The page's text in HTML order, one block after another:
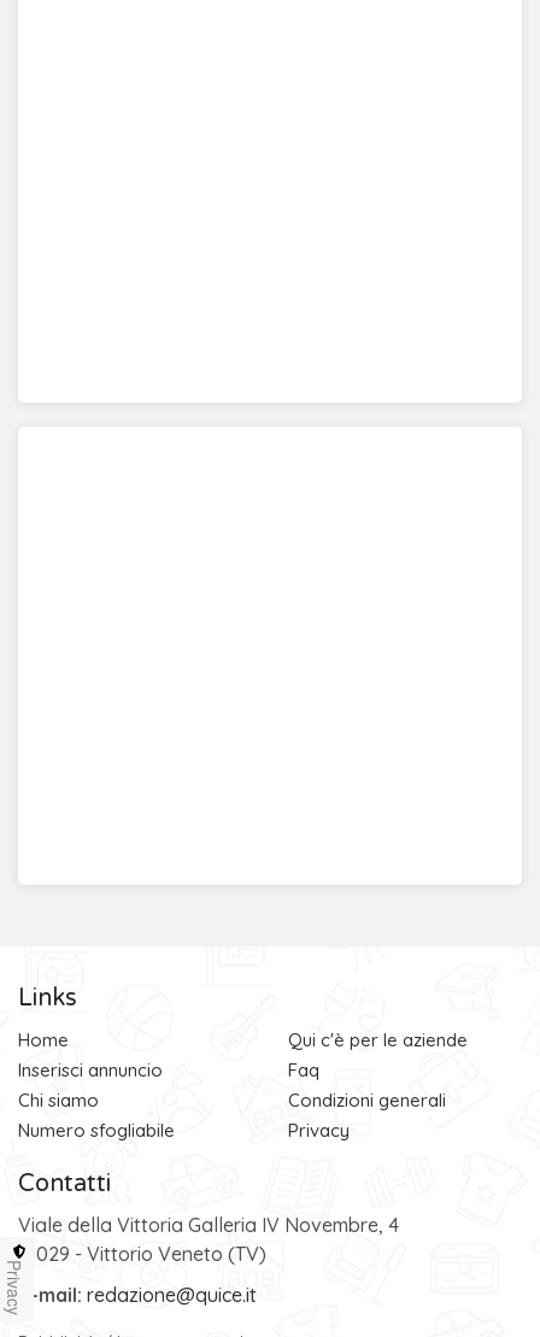
Links
Home
Inserisci annuncio
Chi siamo
Numero sfogliabile
Qui c'è per le aziende
Faq
Condizioni generali
Privacy
Contatti
Viale della Vittoria Galleria IV Novembre, 4
31029 - Vittorio Veneto (TV)
e-mail: redazione@quice.it
Privacy